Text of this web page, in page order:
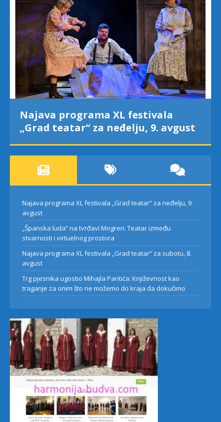
Najava programa XL festivala
„Grad teatar“ za neđelju, 9. avgust
Najava programa XL festivala „Grad teatar“ za neđelju, 9.
avgust
„Španska luda“ na tvrđavi Mogren: Teatar između
stvarnosti i virtuelnog prostora
Najava programa XL festivala „Grad teatar“ za subotu, 8.
avgust
Trg pjesnika ugostio Mihajla Pantića: Književnost kao
traganje za onim što ne možemo do kraja da dokučimo